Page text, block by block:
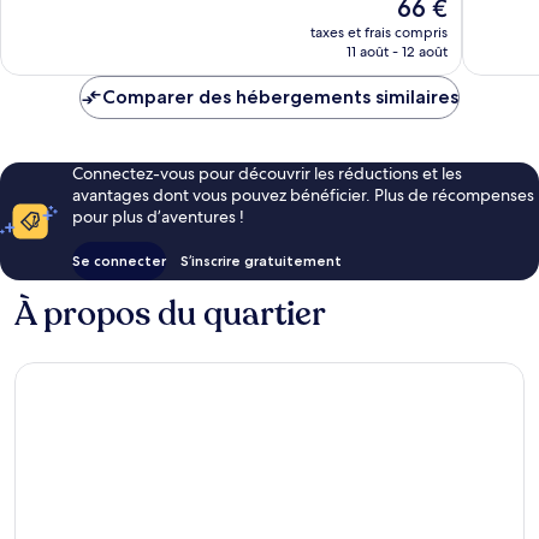
nouveau
prix
de
66 €
taxes et frais compris
11 août - 12 août
Comparer des hébergements similaires
Connectez-vous pour découvrir les réductions et les
avantages dont vous pouvez bénéficier. Plus de récompenses
pour plus d’aventures !
Se connecter S’inscrire gratuitement
À propos du quartier